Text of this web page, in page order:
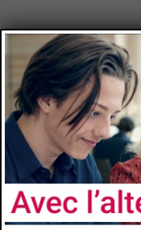
Université
Université Côte
Faculté/
EUR
Ingénierie
Site de la
Brochure de la